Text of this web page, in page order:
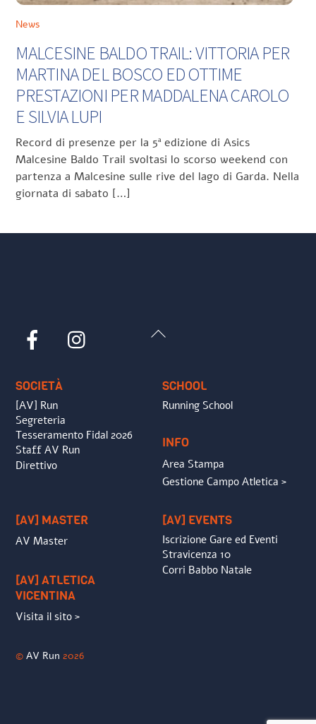
News
MALCESINE BALDO TRAIL: VITTORIA PER
MARTINA DEL BOSCO ED OTTIME
PRESTAZIONI PER MADDALENA CAROLO
E SILVIA LUPI
Record di presenze per la 5ª edizione di Asics
Malcesine Baldo Trail svoltasi lo scorso weekend con
partenza a Malcesine sulle rive del lago di Garda. Nella
giornata di sabato […]
Back
Facebook
SOCIETÀ
[AV] Run
Segreteria
Tesseramento Fidal 2026
Staff AV Run
Direttivo
SCHOOL
Running School
INFO
Area Stampa
Gestione Campo Atletica >
[AV] MASTER
AV Master
[AV] ATLETICA
VICENTINA
Visita il sito >
[AV] EVENTS
Iscrizione Gare ed Eventi
Stravicenza 10
Corri Babbo Natale
©AV Run 2026